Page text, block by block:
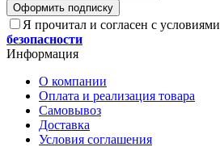
Оформить подписку
Я прочитал и согласен с условиями
безопасности
Информация
О компании
Оплата и реализация товара
Самовывоз
Доставка
Условия соглашения